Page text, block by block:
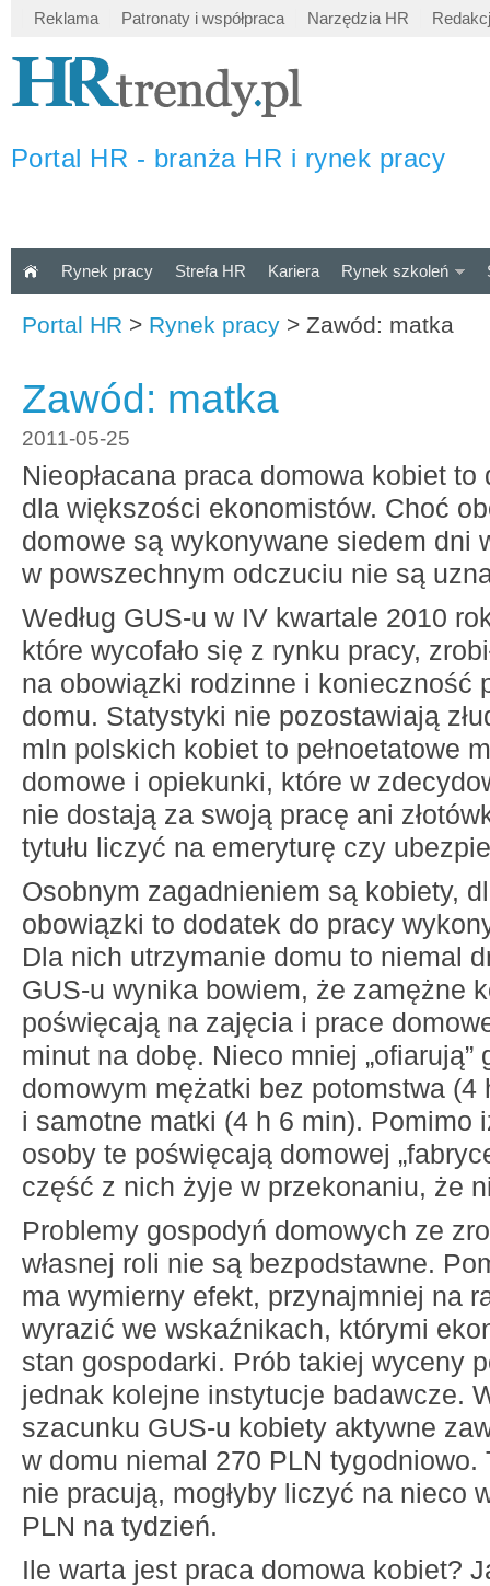
Reklama Patronaty i współpraca Narzędzia HR
Portal HR - branża HR i rynek pracy
Rynek pracy Strefa HR Kariera Rynek szkoleń
Portal HR > Rynek pracy > Zawód: matka
Zawód: matka
2011-05-25
Nieopłacana praca domowa kobiet to
dla większości ekonomistów. Choć
domowe są wykonywane siedem dni
w powszechnym odczuciu nie są
Według GUS-u w IV kwartale 2010
które wycofało się z rynku pracy,
na obowiązki rodzinne i konieczność
domu. Statystyki nie pozostawiają
mln polskich kobiet to pełnoetatowe
domowe i opiekunki, które w
nie dostają za swoją pracę ani
tytułu liczyć na emeryturę czy
Osobnym zagadnieniem są kobiety,
obowiązki to dodatek do pracy
Dla nich utrzymanie domu to niemal
GUS-u wynika bowiem, że zamężne
poświęcają na zajęcia i prace
minut na dobę. Nieco mniej „ofiarują”
domowym mężatki bez potomstwa (4
i samotne matki (4 h 6 min). Pomimo
osoby te poświęcają domowej
część z nich żyje w przekonaniu, że
Problemy gospodyń domowych ze
własnej roli nie są bezpodstawne.
ma wymierny efekt, przynajmniej na
wyrazić we wskaźnikach, którymi
stan gospodarki. Prób takiej wyceny
jednak kolejne instytucje badawcze.
szacunku GUS-u kobiety aktywne
w domu niemal 270 PLN tygodniowo.
nie pracują, mogłyby liczyć na nieco
PLN na tydzień.
Ile warta jest praca domowa kobiet?